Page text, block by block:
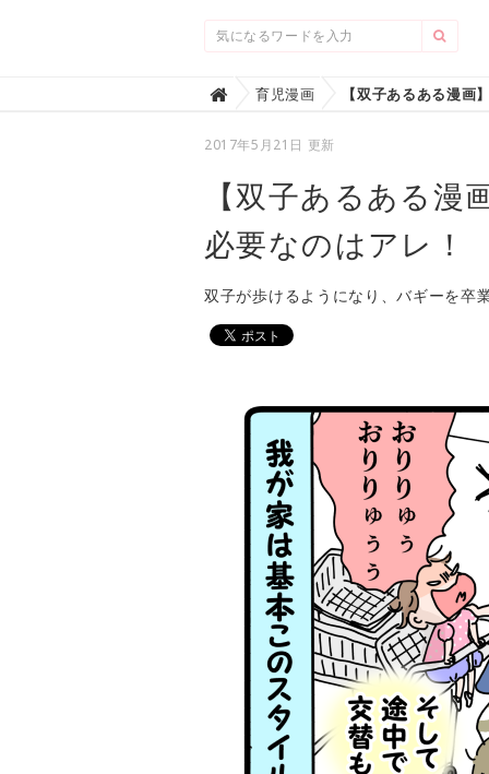
Home育児漫画
2017年5月21日 更新
【双子あるある
必要なのはアレ！
双子が歩けるようになり、バギーを卒